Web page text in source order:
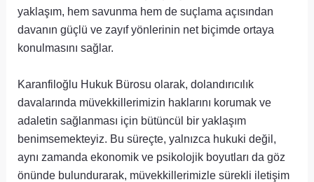
yaklaşım, hem savunma hem de suçlama açısından
davanın güçlü ve zayıf yönlerinin net biçimde ortaya
konulmasını sağlar.
Karanfiloğlu Hukuk Bürosu olarak, dolandırıcılık
davalarında müvekkillerimizin haklarını korumak ve
adaletin sağlanması için bütüncül bir yaklaşım
benimsemekteyiz. Bu süreçte, yalnızca hukuki değil,
aynı zamanda ekonomik ve psikolojik boyutları da göz
önünde bulundurarak, müvekkillerimizle sürekli iletişim